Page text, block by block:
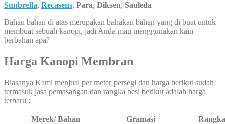
Sunbrella, Recasens, Para, Diksen, Sauleda
Bahan bahan di atas merupakan bahakan bahan yang di buat untuk
membuat sebuah kanopi, jadi Anda mau menggunakan kain
berbahan apa?
Harga Kanopi Membran
Biasanya Kami menjual per meter persegi dan harga berikut sudah
termasuk jasa pemasangan dan rangka besi berikut adalah harga
terbaru :
Merek/ Bahan Gramasi
Rangka